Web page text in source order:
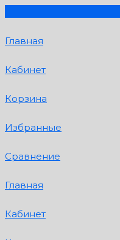
Главная
Кабинет
Корзина
Избранные
Сравнение
Главная
Кабинет